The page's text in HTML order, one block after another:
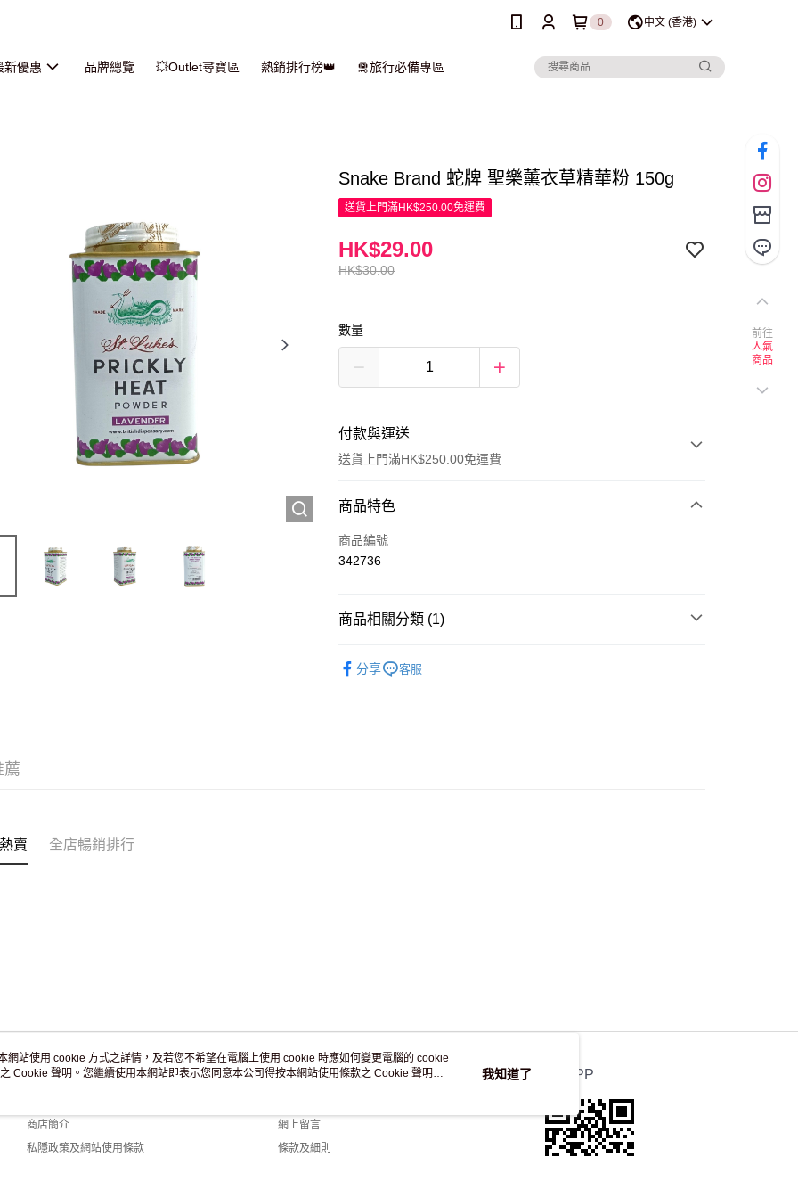
0 中文 (香港)
新優惠 品牌總覽 💥Outlet尋寶區 熱銷排行榜👑 🛅旅行必備專區
Snake Brand 蛇牌 聖樂薰衣草精華粉 150g
送貨上門滿HK$250.00免運費
HK$30.00
HK$29.00
數量
付款與運送
送貨上門滿HK$250.00免運費
付款方式
信用卡
商品特色
商品編號
342736
商品相關分類 (1)
分享
客服
薦
賣 全店暢銷排行
關於我們
商店簡介
私隱政策及網站使用條款
客戶服務
網上留言
條款及細則
官方APP
前往
人氣
商品
網站使用 cookie 方式之詳情，及若您不希望在電腦上使用 cookie 時應如何變更電腦的 cookie
Cookie 聲明。您繼續使用本網站即表示您同意本公司得按本網站使用條款之 Cookie 聲明使
我知道了